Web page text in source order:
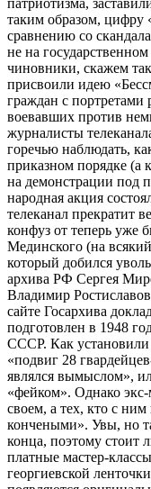
таким образом, цифру
сравнению со
не на
чиновники, скажем
присвоили идею
граждан с портретами
воевавших против
журналисты
горечью наблюдать,
приказном порядке (а
на демонстрации под
народная акция
телеканал прекратит
конфуз от теперь уже
Мединского (на
который добился
архива РФ Сергея
Владимир
сайте Госархива
подготовлен в 1948
СССР. Как установили
«подвиг 28
являлся вымыслом»,
«фейком». Однако
своем, а тех, кто с ним
кончеными». Увы, но
конца, поэтому стоит
платные мастер-
георгиевской